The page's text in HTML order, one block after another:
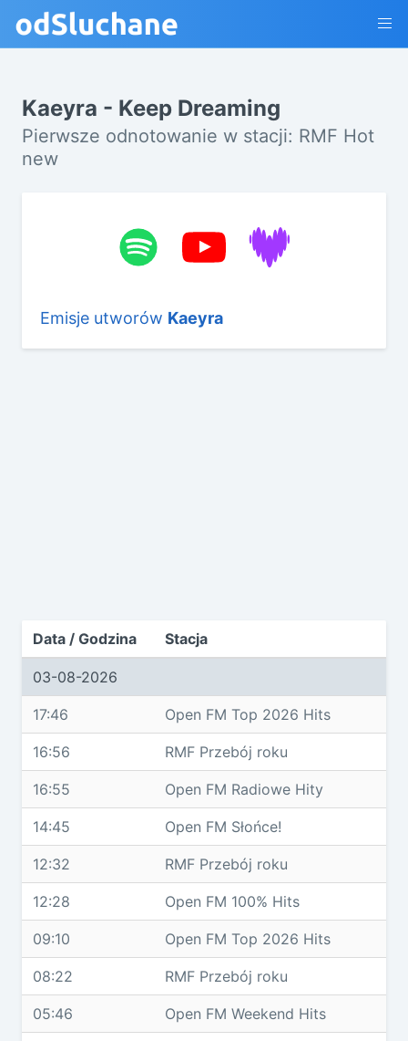
Kaeyra - Keep Dreaming
Pierwsze odnotowanie w stacji: RMF Hot
new
Emisje utworów Kaeyra
Data / Godzina Stacja
03-08-2026
17:46 Open FM Top 2026 Hits
16:56 RMF Przebój roku
16:55 Open FM Radiowe Hity
14:45 Open FM Słońce!
12:32 RMF Przebój roku
12:28 Open FM 100% Hits
09:10 Open FM Top 2026 Hits
08:22 RMF Przebój roku
05:46 Open FM Weekend Hits